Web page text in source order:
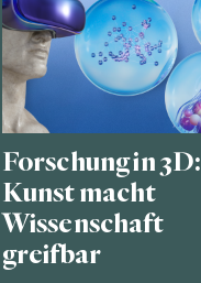
Forschung in 3D:
Kunst macht
Wissenschaft
greifbar